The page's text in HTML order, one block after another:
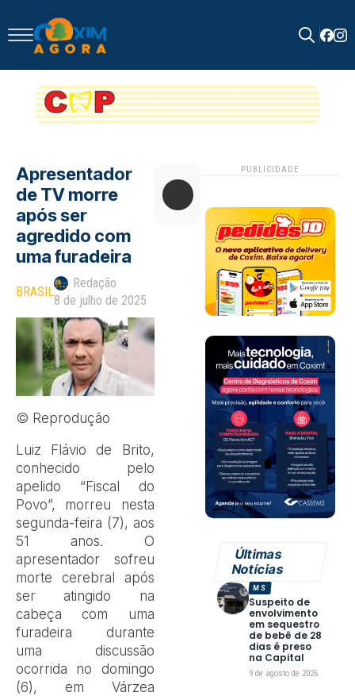
for:
Apresentador
de TV morre
após ser
agredido com
uma furadeira
BRASIL
Redação
8 de julho de 2025
© Reprodução
L uiz Flávio de Brito,
conhecido pelo
apelido “Fiscal do
Povo”, morreu nesta
segunda-feira (7), aos
51 anos. O
apresentador sofreu
morte cerebral após
ser atingido na
cabeça com uma
furadeira durante
uma discussão
ocorrida no domingo
(6), em Várzea
PUBLICIDADE
Últimas
Notícias
Suspeito de
envolvimento
em sequestro
de bebê de 28
dias é preso
na Capital
9 de agosto de 2026
MS